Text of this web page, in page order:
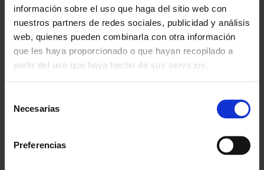
información sobre el uso que haga del sitio web con
nuestros partners de redes sociales, publicidad y análisis
web, quienes pueden combinarla con otra información
que les haya proporcionado o que hayan recopilado a
partir del uso que haya hecho de sus servicios.
Necesarias
Preferencias
Especialistas en colectivos
Descubre nuestras ventajas
Envío gratis
A partir de 100€
En cambio y devolución
Amplio stock disponible